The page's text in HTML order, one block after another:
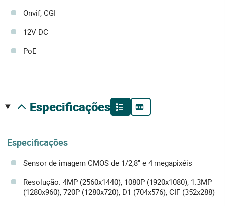
Onvif, CGI
12V DC
PoE
especificações
Especificações
Sensor de imagem CMOS de 1/2,8" e 4 megapixéis
Resolução: 4MP (2560x1440), 1080P (1920x1080), 1.3MP
(1280x960), 720P (1280x720), D1 (704x576), CIF (352x288)